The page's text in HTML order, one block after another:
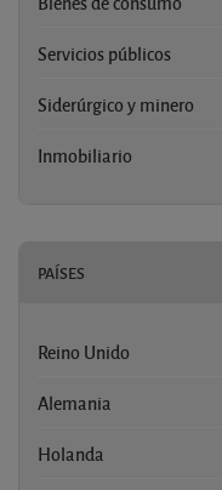
Servicios públicos
Siderúrgico y minero
Inmobiliario
PAÍSES
Reino Unido
Alemania
Holanda